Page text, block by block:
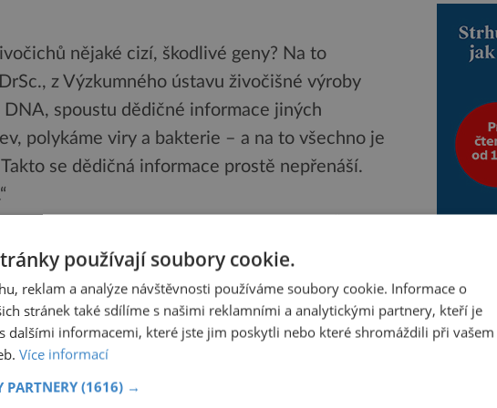
nějaké cizí, škodlivé geny? Na to
z Výzkumného ústavu živočišné výroby
DNA, spoustu dědičné informace jiných
polykáme viry a bakterie – a na to všechno je
se dědičná informace prostě nepřenáší.
i GM rostliny odolné vůči suchu, „sladší“
řepku apod. Na trhu se už objevila mj. rajčata
rýže, která obsahuje dvacetkrát více
v lidském organismu přeměňuje na vitamin A.
500 000 dětí kvůli chybějícímu vitaminu A.
používají soubory cookie.
reklam a analýze návštěvnosti používáme soubory cookie. Informace o
stránek také sdílíme s našimi reklamními a analytickými partnery, kteří je
dalšími informacemi, které jste jim poskytli nebo které shromáždili při vašem
Více informací
PARTNERY (1616) →